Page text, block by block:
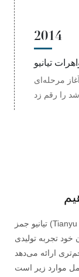
2014
تیانیو
مرحله‌ای
تیانیو جمز (Tianyu Gems) راهکارهای یکپارچه‌ای را برای سنگ‌های
خود تجربه تولیدی